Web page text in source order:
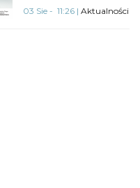
03 Sie - 11:26 | Aktualności